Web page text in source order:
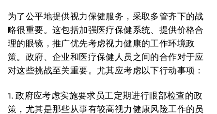
为了公平地提供视力保健服务，采取多管齐下的战
略很重要。这包括加强医疗保健系统、提供价格合
理的眼镜，推广优先考虑视力健康的工作环境政
策。政府、企业和医疗保健人员之间的合作对于应
对这些挑战至关重要。尤其应考虑以下行动事项：
1. 政府应考虑实施要求员工定期进行眼部检查的政
策，尤其是那些从事有较高视力健康风险工作的员